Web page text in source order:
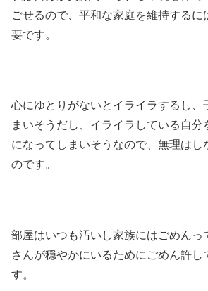
ごせるので、平和な家庭を維持するに
要です。
心にゆとりがないとイライラするし、
まいそうだし、イライラしている自分
になってしまいそうなので、無理はし
のです。
部屋はいつも汚いし家族にはごめんっ
さんが穏やかにいるためにごめん許し
す。